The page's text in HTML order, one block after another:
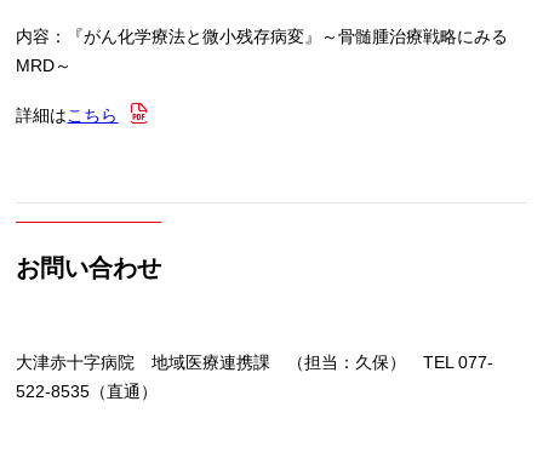
内容：『がん化学療法と微小残存病変』～骨髄腫治療戦略にみる
MRD～
詳細はこちら
お問い合わせ
大津赤十字病院 地域医療連携課 （担当：久保） TEL 077-
522-8535（直通）